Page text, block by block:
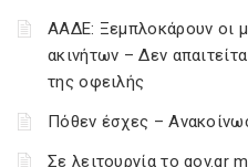
ΑΑΔΕ: Ξεμπλοκάρουν οι
ακινήτων – Δεν
της οφειλής
Πόθεν έσχες –
Σε λειτουργία το gov.gr